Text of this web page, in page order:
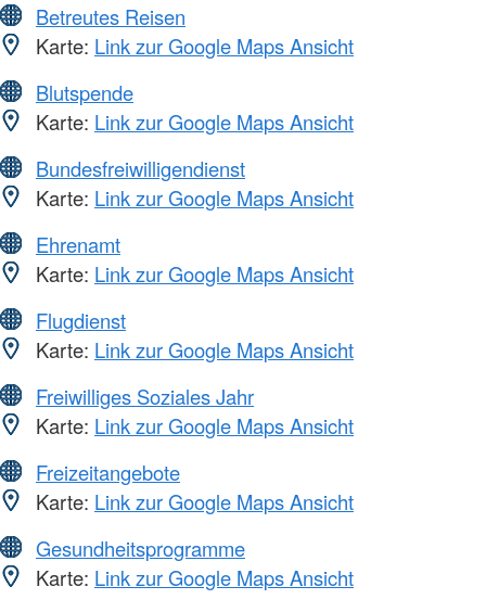
Betreutes Reisen
Karte: Link zur Google Maps Ansicht
Blutspende
Karte: Link zur Google Maps Ansicht
Bundesfreiwilligendienst
Karte: Link zur Google Maps Ansicht
Ehrenamt
Karte: Link zur Google Maps Ansicht
Flugdienst
Karte: Link zur Google Maps Ansicht
Freiwilliges Soziales Jahr
Karte: Link zur Google Maps Ansicht
Freizeitangebote
Karte: Link zur Google Maps Ansicht
Gesundheitsprogramme
Karte: Link zur Google Maps Ansicht